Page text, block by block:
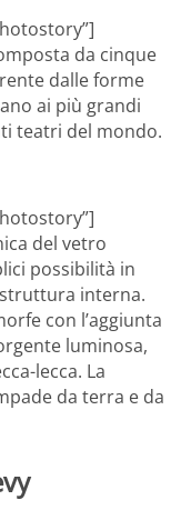
da cinque
dalle forme
ai più grandi
teatri del mondo.
del vetro
possibilità in
interna.
con l’aggiunta
luminosa,
lecca. La
da terra e da